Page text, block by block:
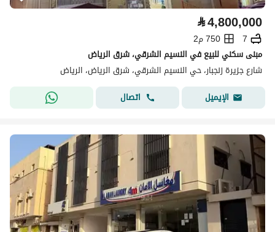
⃁4,800,000
7
750 م2
مبنى سكني للبيع في النسيم الشرقي، شرق الرياض
شارع جزيرة زنجبار، حي النسيم الشرقي، شرق الرياض، الرياض
الإيميل
اتصال